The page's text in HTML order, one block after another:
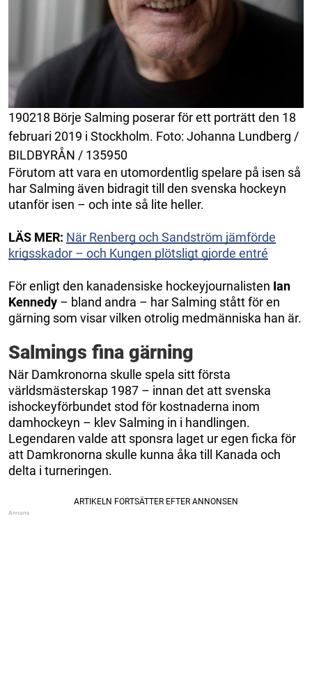
190218 Börje Salming poserar för ett porträtt den 18
februari 2019 i Stockholm. Foto: Johanna Lundberg /
BILDBYRÅN / 135950
Förutom att vara en utomordentlig spelare på isen så
har Salming även bidragit till den svenska hockeyn
utanför isen – och inte så lite heller.
LÄS MER: När Renberg och Sandström jämförde
krigsskador – och Kungen plötsligt gjorde entré
För enligt den kanadensiske hockeyjournalisten Ian
Kennedy – bland andra – har Salming stått för en
gärning som visar vilken otrolig medmänniska han är.
Salmings fina gärning
När Damkronorna skulle spela sitt första
världsmästerskap 1987 – innan det att svenska
ishockeyförbundet stod för kostnaderna inom
damhockeyn – klev Salming in i handlingen.
Legendaren valde att sponsra laget ur egen ficka för
att Damkronorna skulle kunna åka till Kanada och
delta i turneringen.